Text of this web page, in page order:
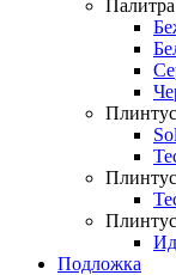
Палитра
Подложка